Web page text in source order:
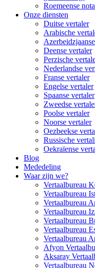
Roemeense
Onze diensten
Duitse vertaler
Arabische
Deense vertaler
Perzische
Nederlandse
Franse vertaler
Engelse vertaler
Spaanse vertaler
Zweedse
Poolse vertaler
Noorse vertaler
Oezbeekse
Russische
Oekraïense
Blog
Mededeling
Waar zijn we?
Vertaalbureau
Vertaalbureau
Vertaalbureau
Vertaalbureau
Vertaalbureau
Vertaalbureau
Vertaalbureau
Afyon
Aksaray
Vertaalbureau